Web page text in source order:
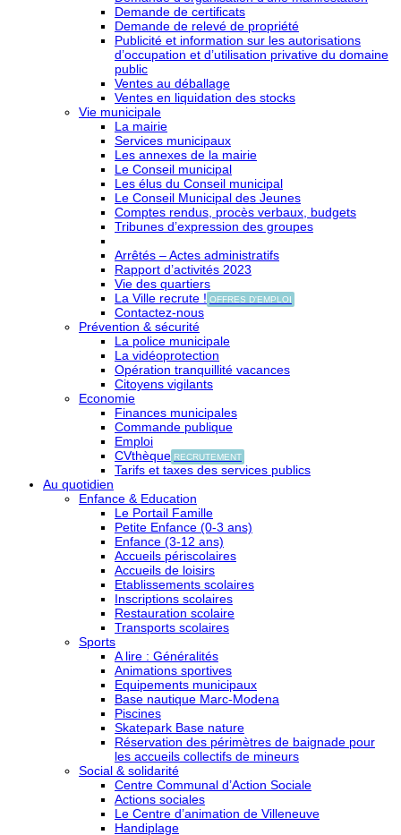
Demande de certificats
Demande de relevé de propriété
Publicité et information sur les autorisations
d’occupation et d’utilisation privative du domaine
public
Ventes au déballage
Ventes en liquidation des stocks
Vie municipale
La mairie
Services municipaux
Les annexes de la mairie
Le Conseil municipal
Les élus du Conseil municipal
Le Conseil Municipal des Jeunes
Comptes rendus, procès verbaux, budgets
Tribunes d’expression des groupes
Arrêtés – Actes administratifs
Rapport d’activités 2023
Vie des quartiers
La Ville recrute ! OFFRES D'EMPLOI
Contactez-nous
Prévention & sécurité
La police municipale
La vidéoprotection
Opération tranquillité vacances
Citoyens vigilants
Economie
Finances municipales
Commande publique
Emploi
CVthèque RECRUTEMENT
Tarifs et taxes des services publics
Au quotidien
Enfance & Education
Le Portail Famille
Petite Enfance (0-3 ans)
Enfance (3-12 ans)
Accueils périscolaires
Accueils de loisirs
Etablissements scolaires
Inscriptions scolaires
Restauration scolaire
Transports scolaires
Sports
A lire : Généralités
Animations sportives
Equipements municipaux
Base nautique Marc-Modena
Piscines
Skatepark Base nature
Réservation des périmètres de baignade pour
les accueils collectifs de mineurs
Social & solidarité
Centre Communal d’Action Sociale
Actions sociales
Le Centre d’animation de Villeneuve
Handiplage